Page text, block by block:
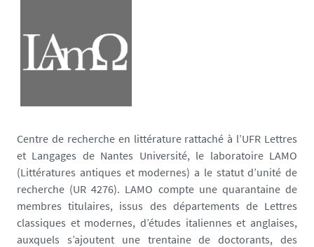
Centre de recherche en littérature rattaché à l’UFR Lettres
et Langages de Nantes Université, le laboratoire LAMO
(Littératures antiques et modernes) a le statut d’unité de
recherche (UR 4276). LAMO compte une quarantaine de
membres titulaires, issus des départements de Lettres
classiques et modernes, d’études italiennes et anglaises,
auxquels s’ajoutent une trentaine de doctorants, des